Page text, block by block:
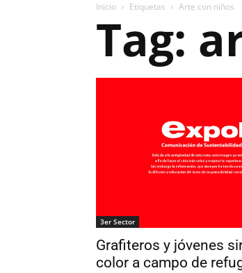
Inicio Etiquetas Arte con niños
Tag:
3er Sector
Grafiteros y jóvenes
color a campo de